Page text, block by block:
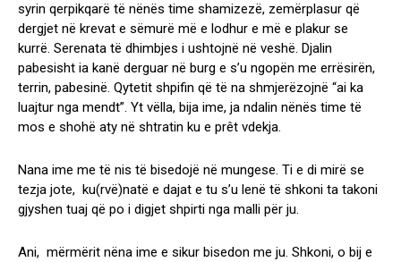
syrin qerpikqarë të nënës time shamizezë, zemërplasur që
dergjet në krevat e sëmurë më e lodhur e më e plakur se
kurrë. Serenata të dhimbjes i ushtojnë në veshë. Djalin
pabesisht ia kanë derguar në burg e s’u ngopën me errësirën,
terrin, pabesinë. Qytetit shpifin që të na shmjerëzojnë “ai ka
luajtur nga mendt”. Yt vëlla, bija ime, ja ndalin nënës time të
mos e shohë aty në shtratin ku e prêt vdekja.
Nana ime me të nis të bisedojë në mungese. Ti e di mirë se
tezja jote, ku(rvë)natë e dajat e tu s’u lenë të shkoni ta takoni
gjyshen tuaj që po i digjet shpirti nga malli për ju.
Ani, mërmërit nëna ime e sikur bisedon me ju. Shkoni, o bij e